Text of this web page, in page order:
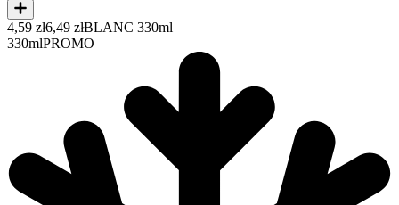
4,59 zł6,49 złBLANC 330ml
330mlPROMO